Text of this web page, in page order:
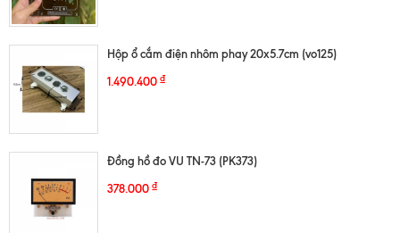
Hộp ổ cắm điện nhôm phay 20x5.7cm (vo125)
1.490.400 ₫
Đồng hồ đo VU TN-73 (PK373)
378.000 ₫